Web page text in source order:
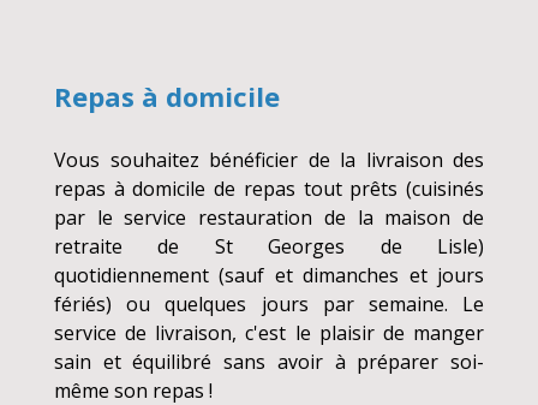
Repas à domicile
Vous souhaitez bénéficier de la livraison des
repas à domicile de repas tout prêts (cuisinés
par le service restauration de la maison de
retraite de St Georges de Lisle)
quotidiennement (sauf et dimanches et jours
fériés) ou quelques jours par semaine. Le
service de livraison, c'est le plaisir de manger
sain et équilibré sans avoir à préparer soi-
même son repas !